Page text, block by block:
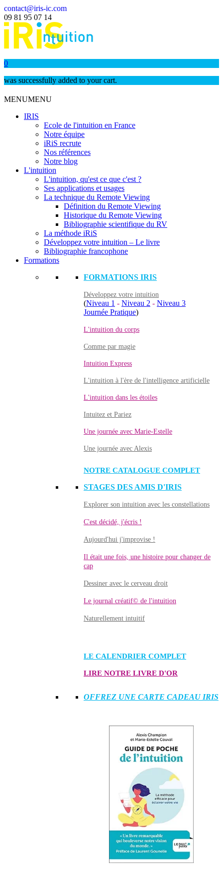
contact@iris-ic.com
09 81 95 07 14
0
was successfully added to your cart.
MENUMENU
IRIS
Ecole de l'intuition en France
Notre équipe
iRiS recrute
Nos références
Notre blog
L'intuition
L'intuition, qu'est ce que c'est ?
Ses applications et usages
La technique du Remote Viewing
Définition du Remote Viewing
Historique du Remote Viewing
Bibliographie scientifique du RV
La méthode iRiS
Développez votre intuition – Le livre
Bibliographie francophone
Formations
FORMATIONS IRIS
Développez votre intuition
(Niveau 1 - Niveau 2 - Niveau 3
Journée Pratique)
L'intuition du corps
Comme par magie
Intuition Express
L'intuition à l'ère de l'intelligence artificielle
L'intuition dans les étoiles
Intuitez et Pariez
Une journée avec Marie-Estelle
Une journée avec Alexis
NOTRE CATALOGUE COMPLET
STAGES DES AMIS D'IRIS
Explorer son intuition avec les constellations
C'est décidé, j'écris !
Aujourd'hui j'improvise !
Il était une fois, une histoire pour changer de
cap
Dessiner avec le cerveau droit
Le journal créatif© de l'intuition
Naturellement intuitif
LE CALENDRIER COMPLET
LIRE NOTRE LIVRE D'OR
OFFREZ UNE CARTE CADEAU IRIS